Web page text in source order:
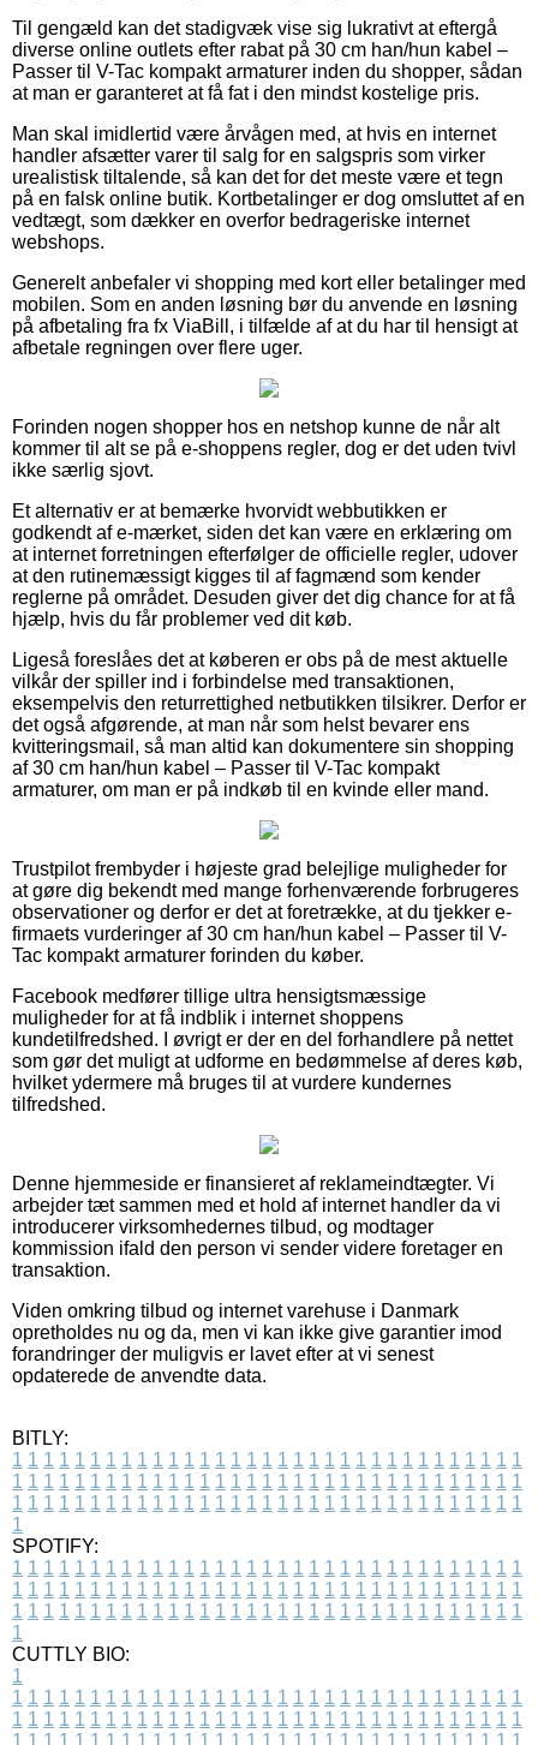
Til gengæld kan det stadigvæk vise sig lukrativt at eftergå
diverse online outlets efter rabat på 30 cm han/hun kabel –
Passer til V-Tac kompakt armaturer inden du shopper, sådan
at man er garanteret at få fat i den mindst kostelige pris.
Man skal imidlertid være årvågen med, at hvis en internet
handler afsætter varer til salg for en salgspris som virker
urealistisk tiltalende, så kan det for det meste være et tegn
på en falsk online butik. Kortbetalinger er dog omsluttet af en
vedtægt, som dækker en overfor bedrageriske internet
webshops.
Generelt anbefaler vi shopping med kort eller betalinger med
mobilen. Som en anden løsning bør du anvende en løsning
på afbetaling fra fx ViaBill, i tilfælde af at du har til hensigt at
afbetale regningen over flere uger.
Forinden nogen shopper hos en netshop kunne de når alt
kommer til alt se på e-shoppens regler, dog er det uden tvivl
ikke særlig sjovt.
Et alternativ er at bemærke hvorvidt webbutikken er
godkendt af e-mærket, siden det kan være en erklæring om
at internet forretningen efterfølger de officielle regler, udover
at den rutinemæssigt kigges til af fagmænd som kender
reglerne på området. Desuden giver det dig chance for at få
hjælp, hvis du får problemer ved dit køb.
Ligeså foreslåes det at køberen er obs på de mest aktuelle
vilkår der spiller ind i forbindelse med transaktionen,
eksempelvis den returrettighed netbutikken tilsikrer. Derfor er
det også afgørende, at man når som helst bevarer ens
kvitteringsmail, så man altid kan dokumentere sin shopping
af 30 cm han/hun kabel – Passer til V-Tac kompakt
armaturer, om man er på indkøb til en kvinde eller mand.
Trustpilot frembyder i højeste grad belejlige muligheder for
at gøre dig bekendt med mange forhenværende forbrugeres
observationer og derfor er det at foretrække, at du tjekker e-
firmaets vurderinger af 30 cm han/hun kabel – Passer til V-
Tac kompakt armaturer forinden du køber.
Facebook medfører tillige ultra hensigtsmæssige
muligheder for at få indblik i internet shoppens
kundetilfredshed. I øvrigt er der en del forhandlere på nettet
som gør det muligt at udforme en bedømmelse af deres køb,
hvilket ydermere må bruges til at vurdere kundernes
tilfredshed.
Denne hjemmeside er finansieret af reklameindtægter. Vi
arbejder tæt sammen med et hold af internet handler da vi
introducerer virksomhedernes tilbud, og modtager
kommission ifald den person vi sender videre foretager en
transaktion.
Viden omkring tilbud og internet varehuse i Danmark
opretholdes nu og da, men vi kan ikke give garantier imod
forandringer der muligvis er lavet efter at vi senest
opdaterede de anvendte data.
BITLY:
1 1 1 1 1 1 1 1 1 1 1 1 1 1 1 1 1 1 1 1 1 1 1 1 1 1 1 1 1 1 1 1 1
1 1 1 1 1 1 1 1 1 1 1 1 1 1 1 1 1 1 1 1 1 1 1 1 1 1 1 1 1 1 1 1 1
1 1 1 1 1 1 1 1 1 1 1 1 1 1 1 1 1 1 1 1 1 1 1 1 1 1 1 1 1 1 1 1 1
1
SPOTIFY:
1 1 1 1 1 1 1 1 1 1 1 1 1 1 1 1 1 1 1 1 1 1 1 1 1 1 1 1 1 1 1 1 1
1 1 1 1 1 1 1 1 1 1 1 1 1 1 1 1 1 1 1 1 1 1 1 1 1 1 1 1 1 1 1 1 1
1 1 1 1 1 1 1 1 1 1 1 1 1 1 1 1 1 1 1 1 1 1 1 1 1 1 1 1 1 1 1 1 1
1
CUTTLY BIO:
1
1 1 1 1 1 1 1 1 1 1 1 1 1 1 1 1 1 1 1 1 1 1 1 1 1 1 1 1 1 1 1 1 1
1 1 1 1 1 1 1 1 1 1 1 1 1 1 1 1 1 1 1 1 1 1 1 1 1 1 1 1 1 1 1 1 1
1 1 1 1 1 1 1 1 1 1 1 1 1 1 1 1 1 1 1 1 1 1 1 1 1 1 1 1 1 1 1 1 1